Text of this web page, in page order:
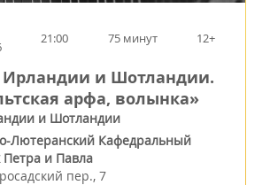
21:00 75 минут 12+
Ирландии и Шотландии.
арфа, волынка»
и Шотландии
Лютеранский Кафедральный
и Павла
пер., 7